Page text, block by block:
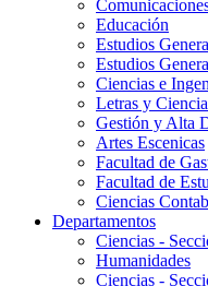
Educación
Estudios
Estudios
Ciencias e
Letras y
Gestión y Alta
Artes Escenicas
Facultad de
Facultad de
Ciencias
Departamentos
Ciencias -
Humanidades
Ciencias -